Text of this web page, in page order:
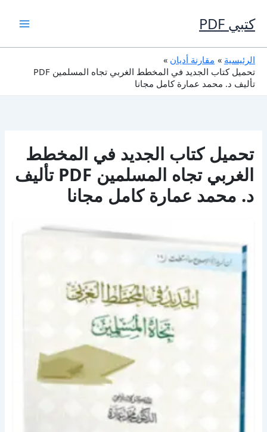
إلى
المحتوى
كتبي PDF
الرئيسية
مقارنة أديان
تحميل كتاب الجديد في المخطط الغربي تجاه المسلمين PDF
تأليف د. محمد عمارة كامل مجانا
تحميل كتاب الجديد في المخطط
الغربي تجاه المسلمين PDF تأليف
د. محمد عمارة كامل مجانا